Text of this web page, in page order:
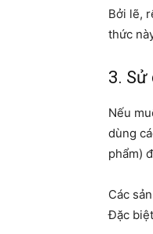
Bởi lẽ,
thức
3.
Nếu
dùng
phẩm)
Các
Đặc